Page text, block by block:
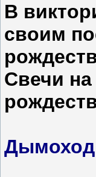
В
своим
Свечи
Дымоход